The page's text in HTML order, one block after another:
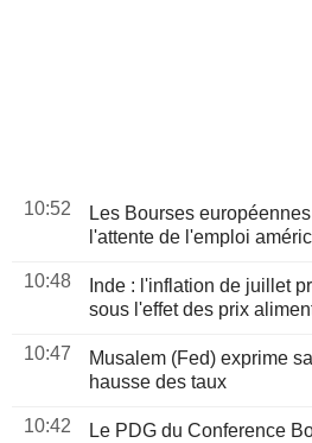
10:52
Les Bourses
l'attente de l'emploi
10:48
Inde : l'inflation de juillet
sous l'effet des prix
10:47
Musalem (Fed) exprime
hausse des taux
10:42
Le PDG du Conference